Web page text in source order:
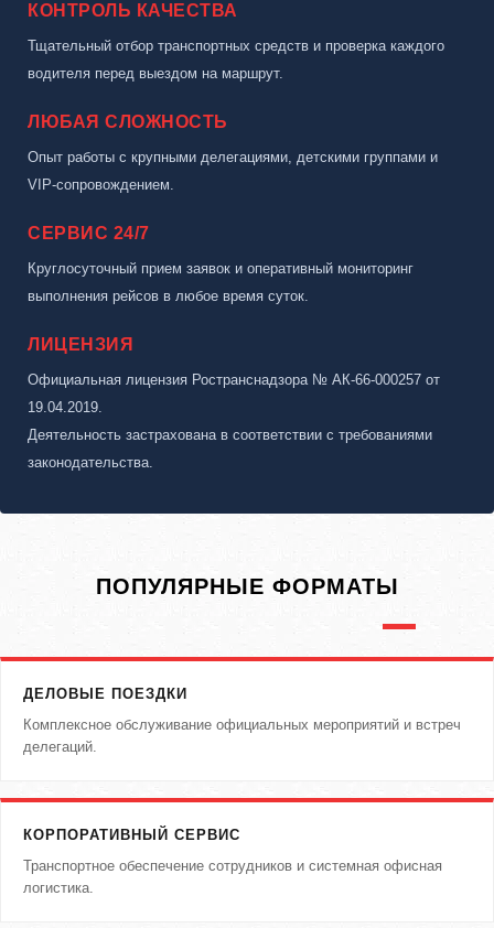
КОНТРОЛЬ КАЧЕСТВА
Тщательный отбор транспортных средств и проверка каждого
водителя перед выездом на маршрут.
ЛЮБАЯ СЛОЖНОСТЬ
Опыт работы с крупными делегациями, детскими группами и
VIP-сопровождением.
СЕРВИС 24/7
Круглосуточный прием заявок и оперативный мониторинг
выполнения рейсов в любое время суток.
ЛИЦЕНЗИЯ
Официальная лицензия Ространснадзора № АК-66-000257 от
19.04.2019.
Деятельность застрахована в соответствии с требованиями
законодательства.
ПОПУЛЯРНЫЕ ФОРМАТЫ
ДЕЛОВЫЕ ПОЕЗДКИ
Комплексное обслуживание официальных мероприятий и встреч
делегаций.
КОРПОРАТИВНЫЙ СЕРВИС
Транспортное обеспечение сотрудников и системная офисная
логистика.